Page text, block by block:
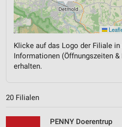
Klicke auf das Logo der Filiale in
Informationen (Öffnungszeiten &
erhalten.
20 Filialen
PENNY Doerentrup